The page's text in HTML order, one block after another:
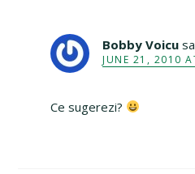
Bobby Voicu
JUNE 21, 2010
Ce sugerezi?